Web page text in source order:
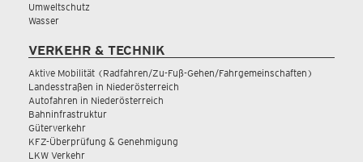
Umweltschutz
Wasser
VERKEHR & TECHNIK
Aktive Mobilität (Radfahren/Zu-Fuß-Gehen/Fahrgemeinschaften)
Landesstraßen in Niederösterreich
Autofahren in Niederösterreich
Bahninfrastruktur
Güterverkehr
KFZ-Überprüfung & Genehmigung
LKW Verkehr